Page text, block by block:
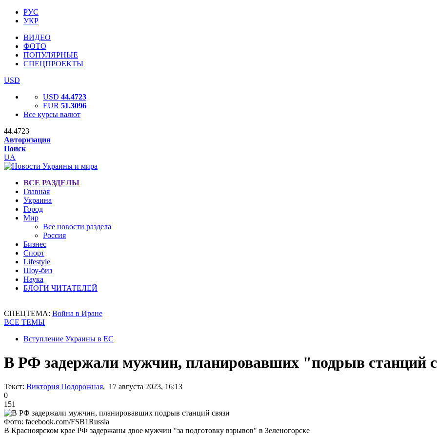
РУС
УКР
ВИДЕО
ФОТО
ПОПУЛЯРНЫЕ
СПЕЦПРОЕКТЫ
USD
USD 44.4723
EUR 51.3096
Все курсы валют
44.4723
Авторизация
Поиск
UA
ВСЕ РАЗДЕЛЫ
Главная
Украина
Город
Мир
Все новости раздела
Россия
Бизнес
Спорт
Lifestyle
Шоу-биз
Наука
БЛОГИ ЧИТАТЕЛЕЙ
СПЕЦТЕМА: Война в Иране
ВСЕ ТЕМЫ
Вступление Украины в ЕС
В РФ задержали мужчин, планировавших "подрыв станций
Текст: Виктория Подорожная, 17 августа 2023, 16:13
0
151
Фото: facebook.com/FSB1Russia
В Красноярском крае РФ задержаны двое мужчин "за подготовку взрывов" в Зеленогорске